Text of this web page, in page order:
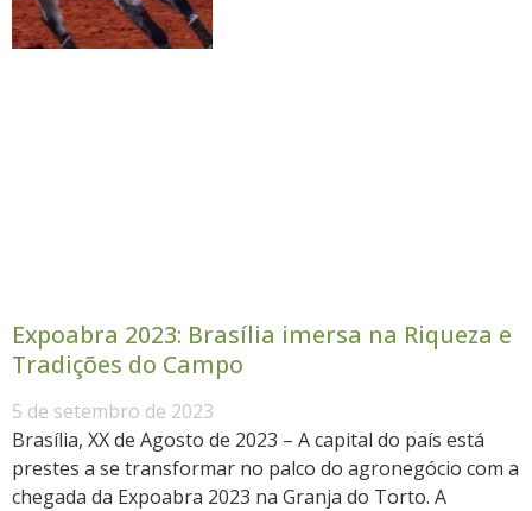
Expoabra 2023: Brasília imersa na Riqueza e
Tradições do Campo
5 de setembro de 2023
Brasília, XX de Agosto de 2023 – A capital do país está
prestes a se transformar no palco do agronegócio com a
chegada da Expoabra 2023 na Granja do Torto. A